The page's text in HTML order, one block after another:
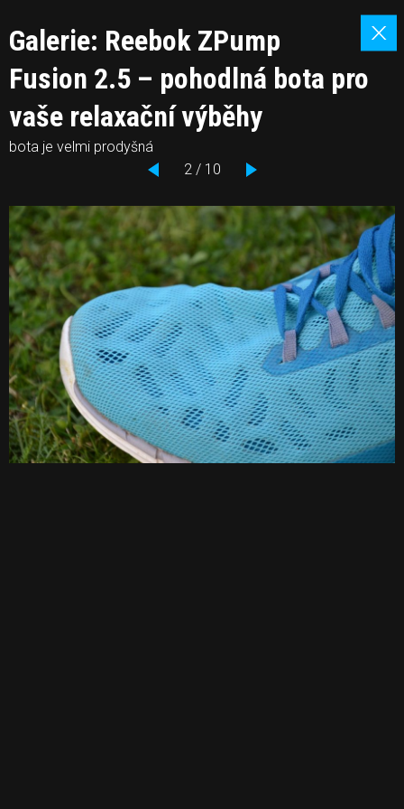
Galerie: Reebok ZPump
Fusion 2.5 – pohodlná bota pro
vaše relaxační výběhy
bota je velmi prodyšná
2 / 10